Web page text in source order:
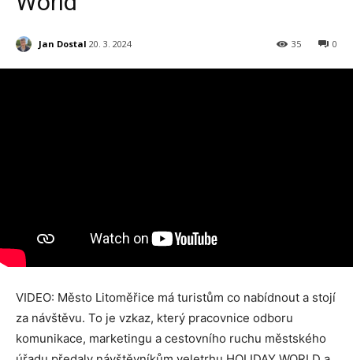
Jan Dostal 20. 3. 2024 0
35
VIDEO: Město Litoměřice má turistům co nabídnout a stojí
za návštěvu. To je vzkaz, který pracovnice odboru
komunikace, marketingu a cestovního ruchu městského